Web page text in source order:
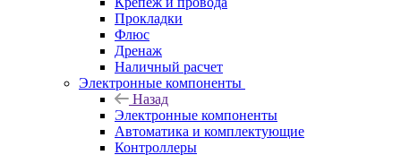
Прокладки
Флюс
Дренаж
Наличный расчет
Электронные компоненты
Назад
Электронные компоненты
Автоматика и комплектующие
Контроллеры